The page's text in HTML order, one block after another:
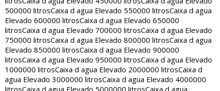
500000 litrosCaixa d agua Elevado 550000 litrosCaixa d agua
Elevado 600000 litrosCaixa d agua Elevado 650000
litrosCaixa d agua Elevado 700000 litrosCaixa d agua Elevado
750000 litrosCaixa d agua Elevado 800000 litrosCaixa d agua
Elevado 850000 litrosCaixa d agua Elevado 900000
litrosCaixa d agua Elevado 950000 litrosCaixa d agua Elevado
1000000 litrosCaixa d agua Elevado 2000000 litrosCaixa d
agua Elevado 3000000 litrosCaixa d agua Elevado 4000000